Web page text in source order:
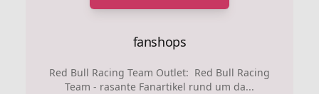
fanshops
Red Bull Racing Team Outlet: Red Bull Racing
Team - rasante Fanartikel rund um da...